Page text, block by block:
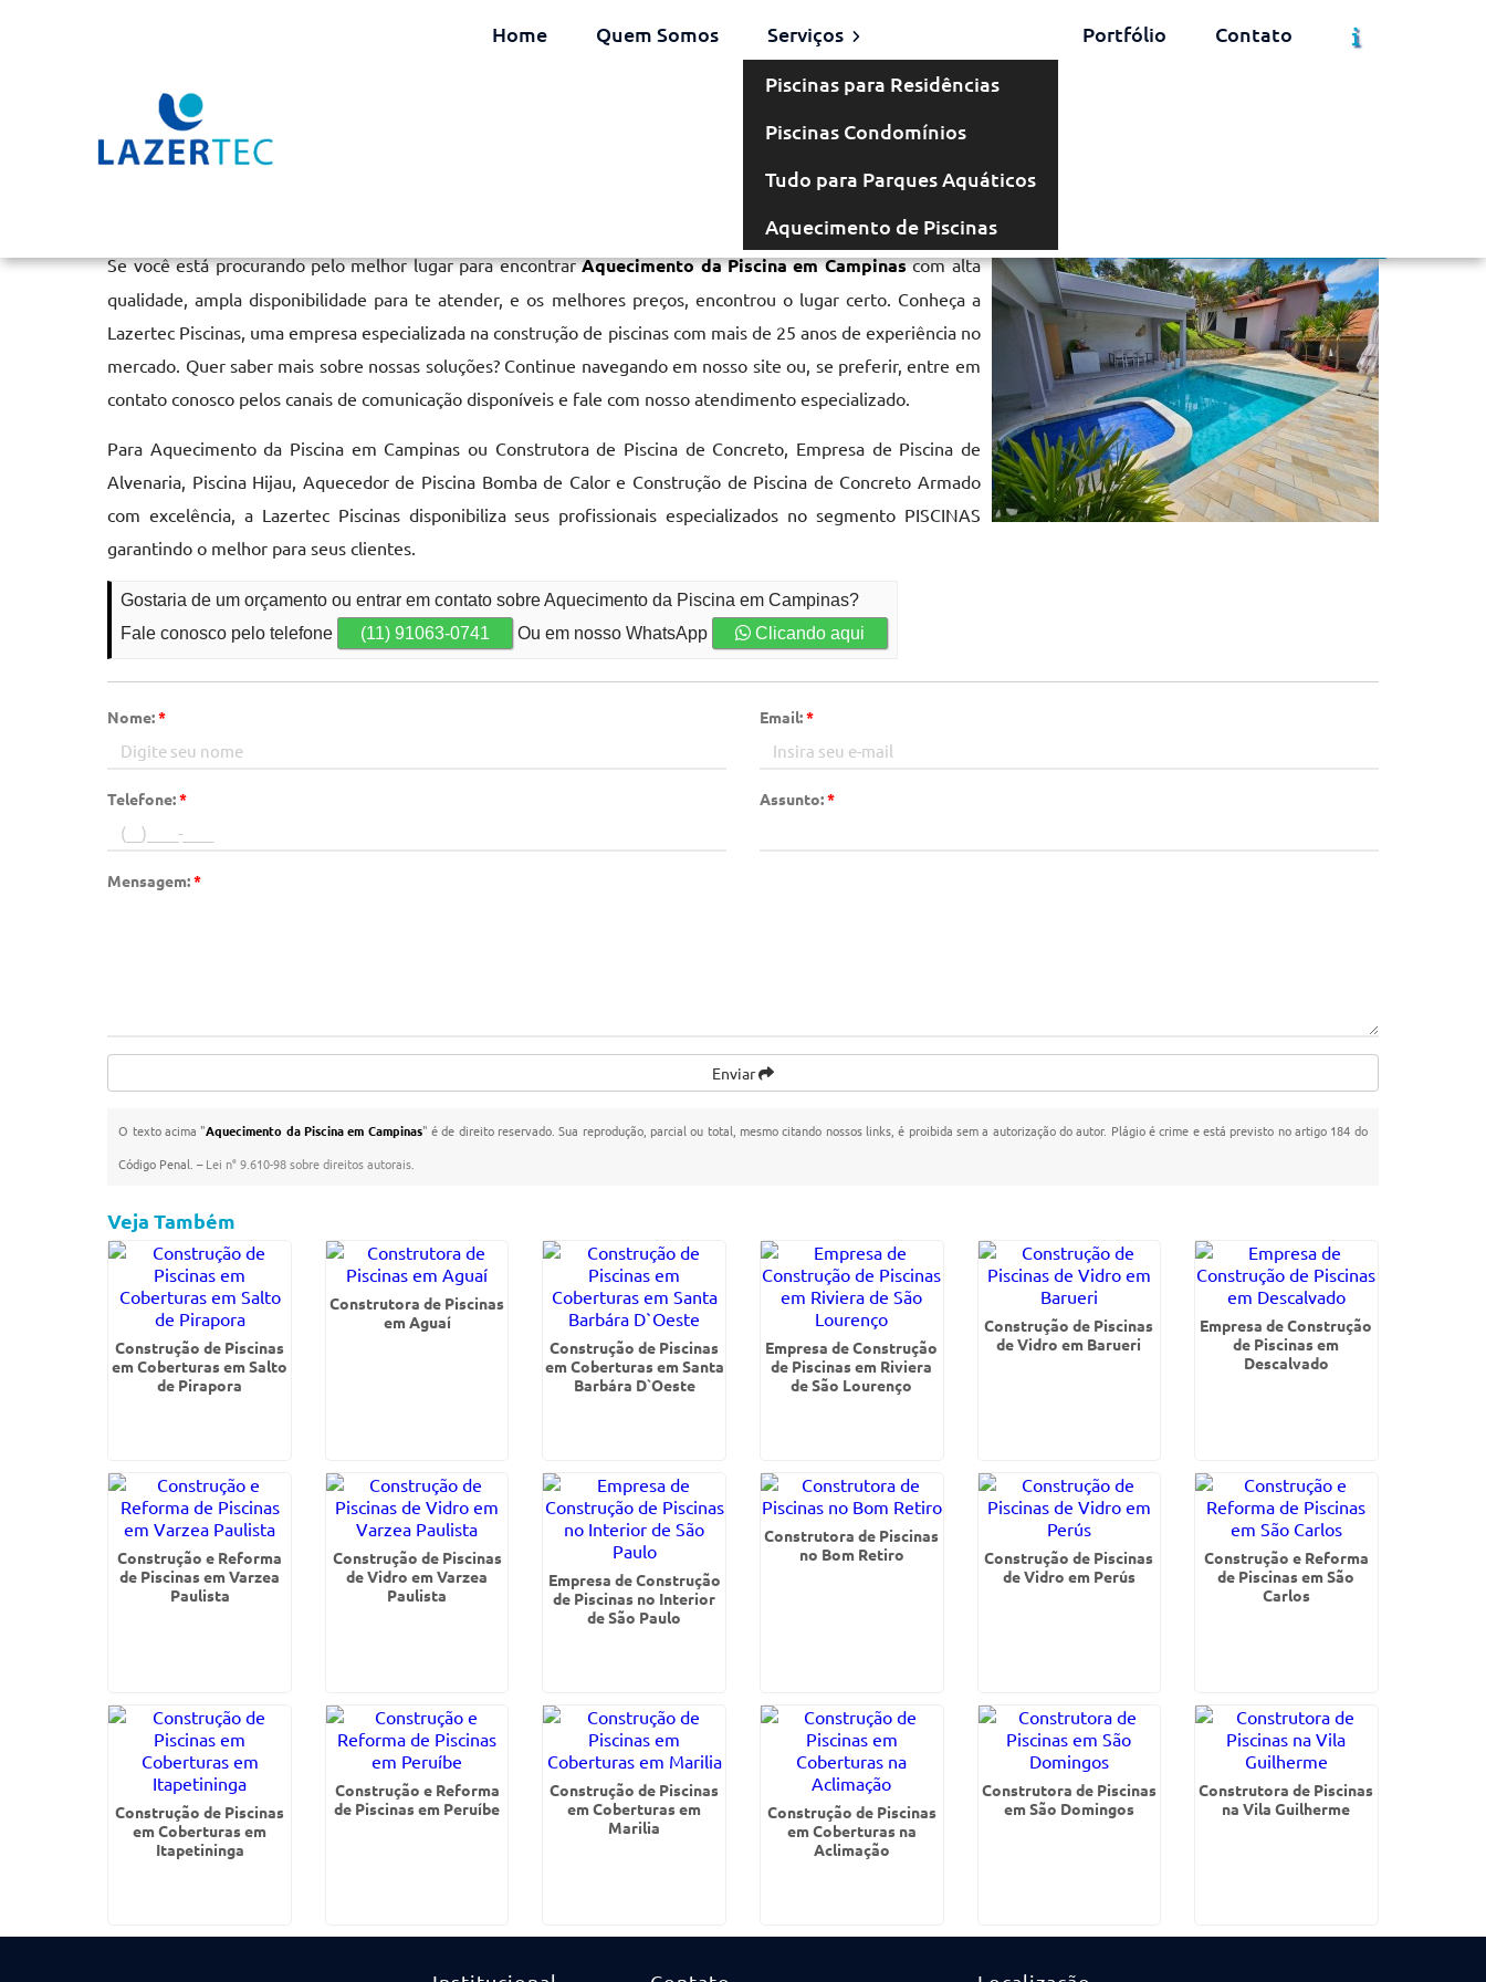
Home Quem Somos
Serviços
Piscinas para Residências
Piscinas Condomínios
Tudo para Parques Aquáticos
Aquecimento de Piscinas
Portfólio Contato
Aquecimento da Piscina em Campinas
Se você está procurando pelo melhor lugar para encontrarAquecimento da Piscina em Campinascom alta
qualidade, ampla disponibilidade para te atender, e os melhores preços, encontrou o lugar certo. Conheça a
Lazertec Piscinas, uma empresa especializada na construção de piscinas com mais de 25 anos de experiência no
mercado. Quer saber mais sobre nossas soluções? Continue navegando em nosso site ou, se preferir, entre em
contato conosco pelos canais de comunicação disponíveis e fale com nosso atendimento especializado.
Para Aquecimento da Piscina em Campinas ou Construtora de Piscina de Concreto, Empresa de Piscina de
Alvenaria, Piscina Hijau, Aquecedor de Piscina Bomba de Calor e Construção de Piscina de Concreto Armado
com excelência, a Lazertec Piscinas disponibiliza seus profissionais especializados no segmento PISCINAS
garantindo o melhor para seus clientes.
Gostaria de um orçamento ou entrar em contato sobre Aquecimento da Piscina em Campinas?
Fale conosco pelo telefone
(11) 91063-0741 Ou em nosso WhatsApp Clicando aqui
Nome:* Email:*
Telefone:* Assunto:*
Mensagem:*
Enviar
O texto acima "Aquecimento da Piscina em Campinas" é de direito reservado. Sua reprodução, parcial ou total, mesmo citando nossos links, é proibida sem a autorização do autor. Plágio é crime e está previsto no artigo 184 do
Código Penal. –Lei n° 9.610-98 sobre direitos autorais
Veja Também
Construção de Piscinas
em Coberturas em Salto
de Pirapora
Construtora de Piscinas
em Aguaí
Construção de Piscinas
em Coberturas em Santa
Barbára D`Oeste
Empresa de Construção
de Piscinas em Riviera
de São Lourenço
Construção de Piscinas
de Vidro em Barueri
Empresa de Construção
de Piscinas em
Descalvado
Construção e Reforma
de Piscinas em Varzea
Paulista
Construção de Piscinas
de Vidro em Varzea
Paulista
Empresa de Construção
de Piscinas no Interior
de São Paulo
Construtora de Piscinas
no Bom Retiro
Construção de Piscinas
de Vidro em Perús
Construção e Reforma
de Piscinas em São
Carlos
Construção de Piscinas
em Coberturas em
Itapetininga
Construção e Reforma
de Piscinas em Peruíbe
Construção de Piscinas
em Coberturas em
Marilia
Construção de Piscinas
em Coberturas na
Aclimação
Construtora de Piscinas
em São Domingos
Construtora de Piscinas
na Vila Guilherme